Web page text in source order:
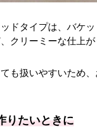
ドタイプは、バケ
クリーミーな仕上が
も扱いやすいため
りたいときに